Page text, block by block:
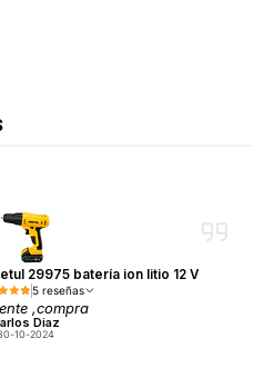
29975 batería ion litio 12 V
5 reseñas
,compra
Diaz
10-2024